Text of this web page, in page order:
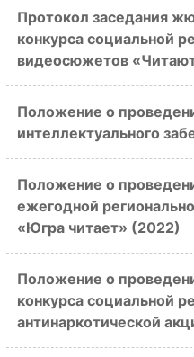
Протокол заседания
конкурса социальной
видеосюжетов
Положение о
интеллектуального
Положение о
ежегодной
«Югра читает» (2022)
Положение о
конкурса социальной
антинаркотической